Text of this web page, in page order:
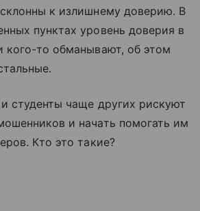
к излишнему доверию. В
пунктах уровень доверия в
кого-то обманывают, об этом
студенты чаще других рискуют
и начать помогать им
Кто это такие?